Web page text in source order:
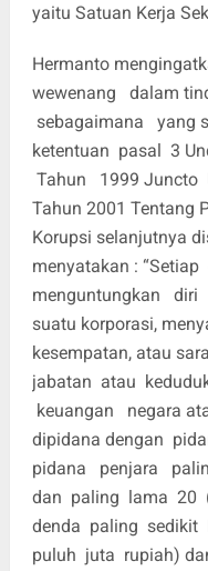
yaitu Satuan Kerja
Hermanto
wewenang dalam
sebagaimana yang
ketentuan pasal 3
Tahun 1999 Juncto
Tahun 2001
Korupsi selanjutnya
menyatakan :
menguntungkan
suatu korporasi,
kesempatan, atau
jabatan atau
keuangan negara
dipidana dengan
pidana penjara
dan paling lama 20
denda paling sedikit
puluh juta rupiah)